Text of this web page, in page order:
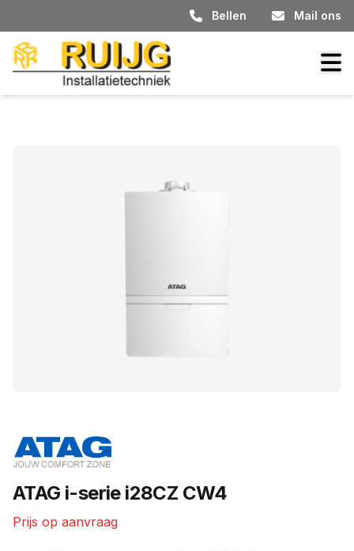
Bellen Mail ons
ATAG i-serie i28CZ CW4
Prijs op aanvraag
Merk